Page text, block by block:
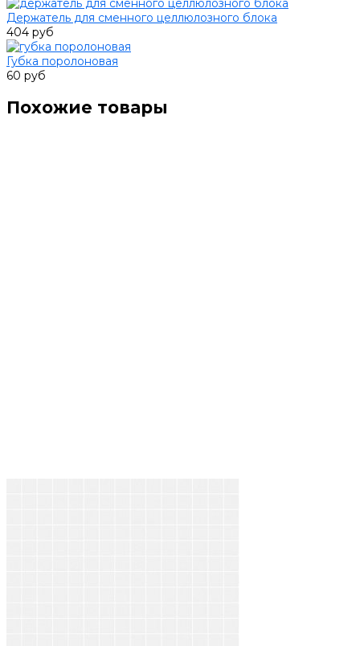
Держатель для сменного целлюлозного блока
404 руб
Губка поролоновая
60 руб
Похожие товары